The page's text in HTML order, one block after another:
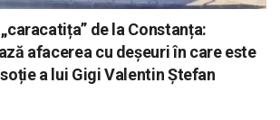
de la Constanța:
afacerea cu deșeuri în care este
a lui Gigi Valentin Ștefan